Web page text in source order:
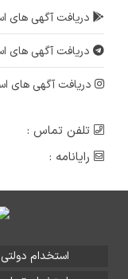
دریافت آگهی های
دریافت آگهی های
دریافت آگهی های
تلفن تماس :
رایانامه :
استخدام دولتی